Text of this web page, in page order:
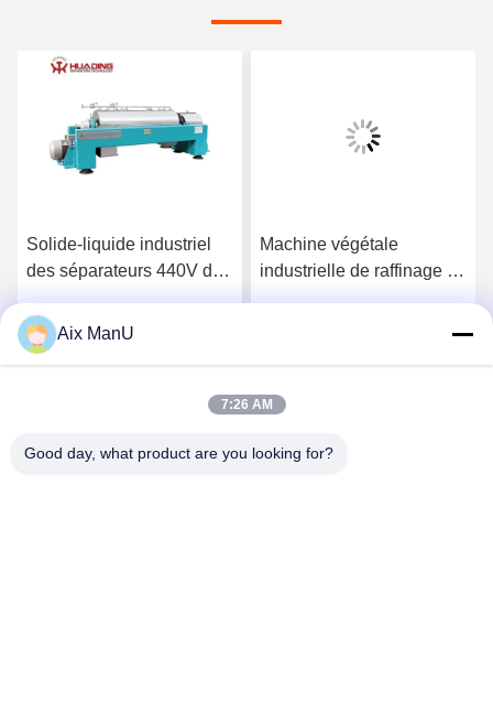
Solide-liquide industriel
des séparateurs 440V de
décanteur de LW
Machine végétale
industrielle de raffinage du
Aix ManU
7:26 AM
Good day, what product are you looking for?